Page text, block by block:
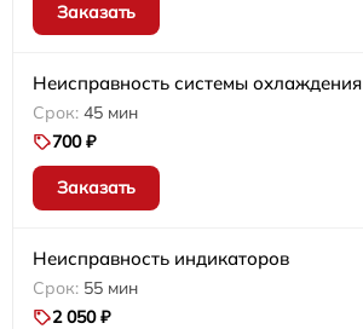
Заказать
Неисправность системы охлаждения
45 мин
700 ₽
Заказать
Неисправность индикаторов
55 мин
2 050 ₽